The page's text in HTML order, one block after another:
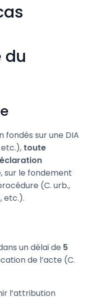
du
fondés sur une DIA
etc.), toute
, sur le fondement
(C. urb.,
etc.).
un délai de 5
de l’acte (C.
l’attribution